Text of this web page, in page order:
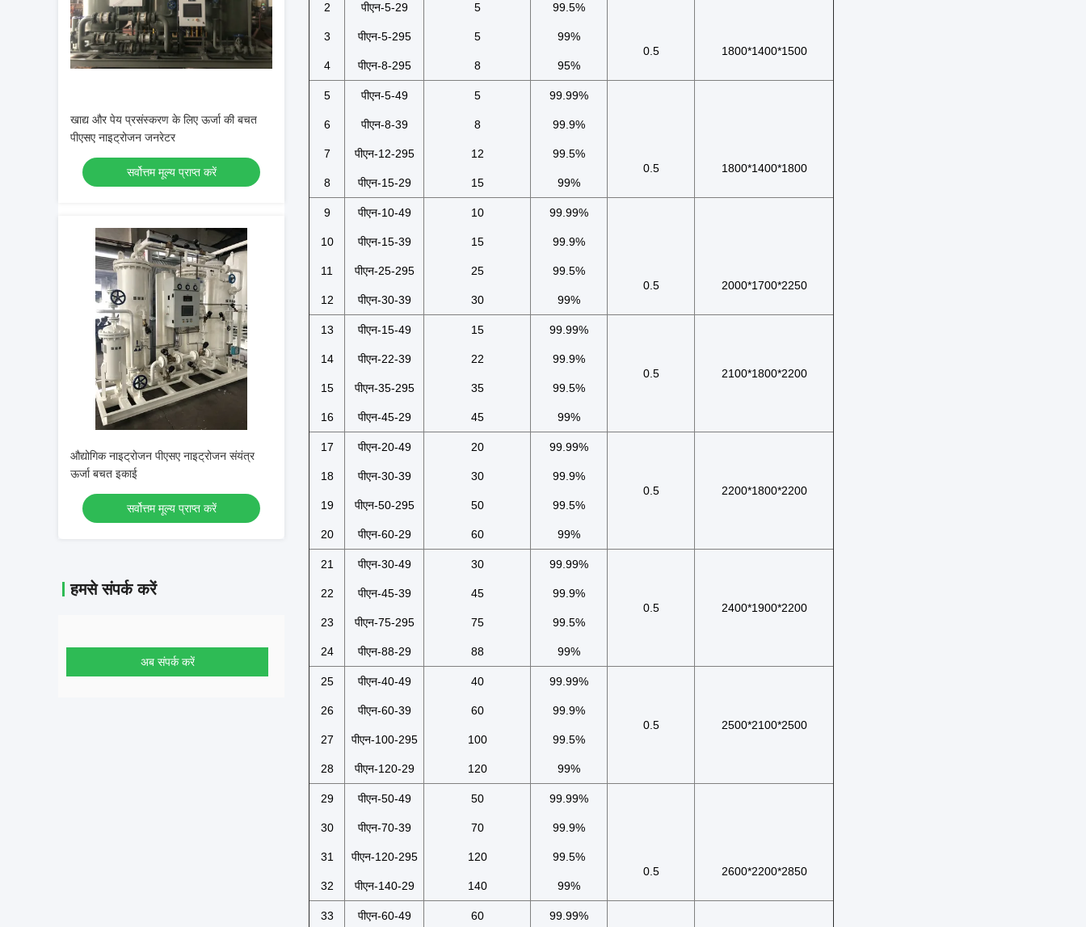
खाद्य और पेय प्रसंस्करण के लिए ऊर्जा की बचत
पीएसए नाइट्रोजन जनरेटर
सर्वोत्तम मूल्य प्राप्त करें
औद्योगिक नाइट्रोजन पीएसए नाइट्रोजन संयंत्र
ऊर्जा बचत इकाई
सर्वोत्तम मूल्य प्राप्त करें
हमसे संपर्क करें
अब संपर्क करें
2
3
4
पीएन-5-29
पीएन-5-295
पीएन-8-295
5
5
8
99.5%
99%
95%
0.5 1800*1400*1500
5
6
7
8
पीएन-5-49
पीएन-8-39
पीएन-12-295
पीएन-15-29
5
8
12
15
99.99%
99.9%
99.5%
99%
0.5 1800*1400*1800
9
10
11
12
पीएन-10-49
पीएन-15-39
पीएन-25-295
पीएन-30-39
10
15
25
30
99.99%
99.9%
99.5%
99%
0.5 2000*1700*2250
13
14
15
16
पीएन-15-49
पीएन-22-39
पीएन-35-295
पीएन-45-29
15
22
35
45
99.99%
99.9%
99.5%
99%
0.5 2100*1800*2200
17
18
19
20
पीएन-20-49
पीएन-30-39
पीएन-50-295
पीएन-60-29
20
30
50
60
99.99%
99.9%
99.5%
99%
0.5 2200*1800*2200
21
22
23
24
पीएन-30-49
पीएन-45-39
पीएन-75-295
पीएन-88-29
30
45
75
88
99.99%
99.9%
99.5%
99%
0.5 2400*1900*2200
25
26
27
28
पीएन-40-49
पीएन-60-39
पीएन-100-295
पीएन-120-29
40
60
100
120
99.99%
99.9%
99.5%
99%
0.5 2500*2100*2500
29
30
31
32
पीएन-50-49
पीएन-70-39
पीएन-120-295
पीएन-140-29
50
70
120
140
99.99%
99.9%
99.5%
99%
0.5 2600*2200*2850
33 पीएन-60-49 60 99.99%